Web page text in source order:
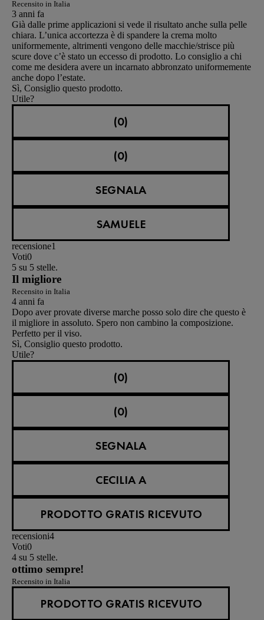
Recensito in Italia
3 anni fa
Già dalle prime applicazioni si vede il risultato anche sulla pelle
chiara. L’unica accortezza è di spandere la crema molto
uniformemente, altrimenti vengono delle macchie/strisce più
scure dove c’è stato un eccesso di prodotto. Lo consiglio a chi
come me desidera avere un incarnato abbronzato uniformemente
anche dopo l’estate.
Sì, Consiglio questo prodotto.
Utile?
(0)
(0)
SEGNALA
SAMUELE
recensione1
Voti0
5 su 5 stelle.
Il migliore
Recensito in Italia
4 anni fa
Dopo aver provate diverse marche posso solo dire che questo è
il migliore in assoluto. Spero non cambino la composizione.
Perfetto per il viso.
Sì, Consiglio questo prodotto.
Utile?
(0)
(0)
SEGNALA
CECILIA A
PRODOTTO GRATIS RICEVUTO
recensioni4
Voti0
4 su 5 stelle.
ottimo sempre!
Recensito in Italia
PRODOTTO GRATIS RICEVUTO